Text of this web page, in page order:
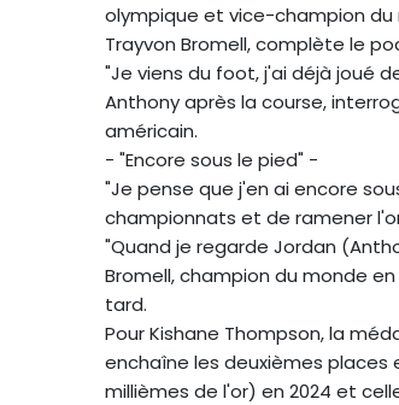
olympique et vice-champion du
Trayvon Bromell, complète le
"Je viens du foot, j'ai déjà joué
Anthony après la course,
américain.
- "Encore sous le pied" -
"Je pense que j'en ai encore
championnats et de ramener
"Quand je regarde Jordan
Bromell, champion du monde
tard.
Pour Kishane Thompson, la
enchaîne les deuxièmes places
millièmes de l'or) en 2024 et